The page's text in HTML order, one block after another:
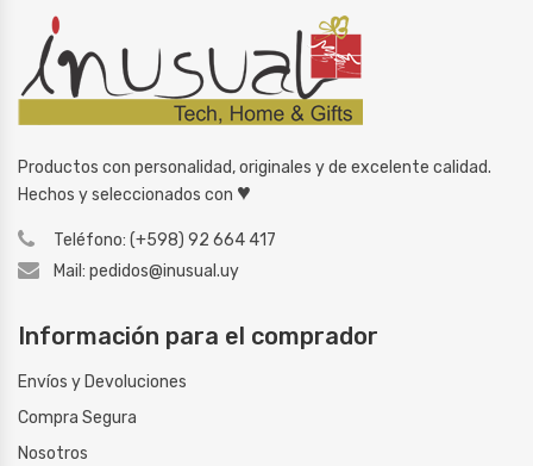
Productos con personalidad, originales y de excelente calidad.
Hechos y seleccionados con ♥
Teléfono: (+598) 92 664 417
Mail: pedidos@inusual.uy
Información para el comprador
Envíos y Devoluciones
Compra Segura
Nosotros